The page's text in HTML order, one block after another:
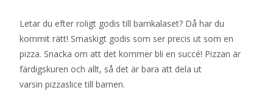
Letar du efter roligt godis till barnkalaset? Då har du
kommit rätt! Smaskigt godis som ser precis ut som en
pizza. Snacka om att det kommer bli en succé! Pizzan är
färdigskuren och allt, så det är bara att dela ut
varsin pizzaslice till barnen.